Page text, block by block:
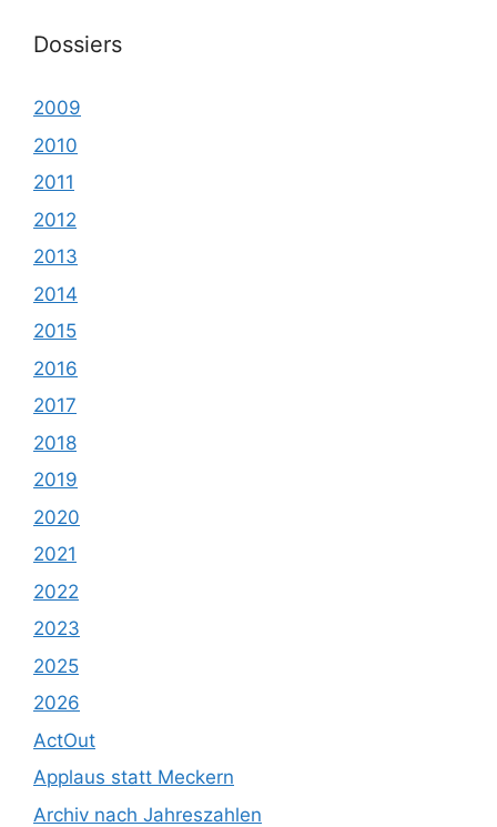
Dossiers
2009
2010
2011
2012
2013
2014
2015
2016
2017
2018
2019
2020
2021
2022
2023
2025
2026
ActOut
Applaus statt Meckern
Archiv nach Jahreszahlen